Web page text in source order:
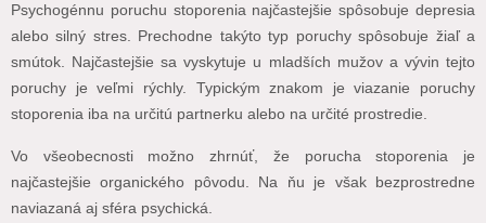
Psychogénnu poruchu stoporenia najčastejšie spôsobuje depresia
alebo silný stres. Prechodne takýto typ poruchy spôsobuje žiaľ a
smútok. Najčastejšie sa vyskytuje u mladších mužov a vývin tejto
poruchy je veľmi rýchly. Typickým znakom je viazanie poruchy
stoporenia iba na určitú partnerku alebo na určité prostredie.
Vo všeobecnosti možno zhrnúť, že porucha stoporenia je
najčastejšie organického pôvodu. Na ňu je však bezprostredne
naviazaná aj sféra psychická.